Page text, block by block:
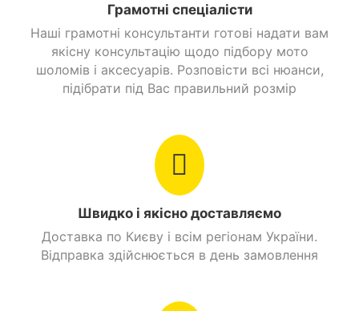
Грамотні спеціалісти
Наші грамотні консультанти готові надати вам
якісну консультацію щодо підбору мото
шоломів і аксесуарів. Розповісти всі нюанси,
підібрати під Вас правильний розмір
Швидко і якісно доставляємо
Доставка по Києву і всім регіонам України.
Відправка здійснюється в день замовлення